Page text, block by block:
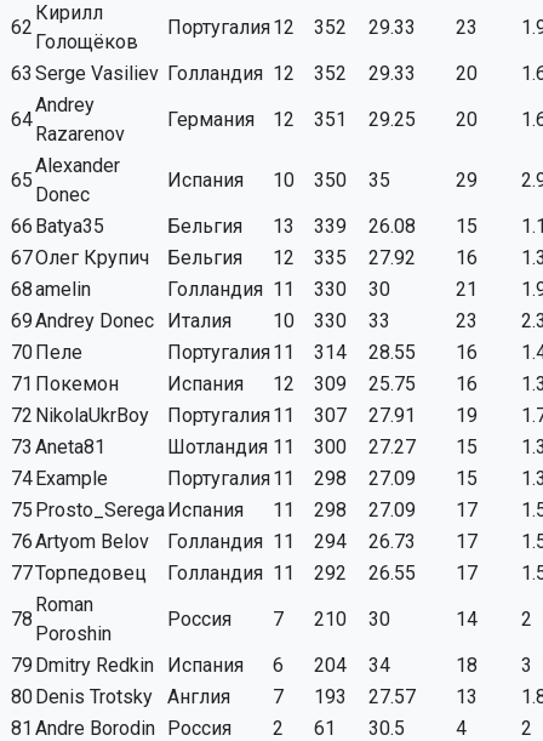
62
Кирилл
Голощёков
Португалия12 352 29.33 23
63 Serge Vasiliev Голландия 12 352 29.33 20
64
Andrey
Razarenov
Германия 12 351 29.25 20
65
Alexander
Donec
Испания 10 350 35 29
66 Batya35 Бельгия 13 339 26.08 15
67Олег Крупич Бельгия 12 335 27.92 16
68аmelin Голландия 11 330 30 21
69Andrey Donec Италия 10 330 33 23
70Пеле Португалия11 314 28.55 16
71 Покемон Испания 12 309 25.75 16
72 NikolaUkrBoy Португалия11 307 27.91 19
73 Aneta81 Шотландия 11 300 27.27 15
74Example Португалия11 298 27.09 15
75 Prosto_SeregaИспания 11 298 27.09 17
76Artyom Belov Голландия 11 294 26.73 17
77Торпедовец Голландия 11 292 26.55 17
78
Roman
Poroshin
Россия 7 210 30 14
2
79Dmitry Redkin Испания 6 204 34 18
3
80Denis Trotsky Англия 7 193 27.57 13
81 Andre Borodin Россия 2 61 30.5 4
2